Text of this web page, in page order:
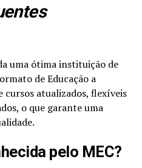
uma ótima instituição de
de Educação a
cursos atualizados, flexíveis
o que garante uma
pelo MEC?